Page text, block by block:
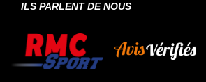
ILS PARLENT DE NOUS